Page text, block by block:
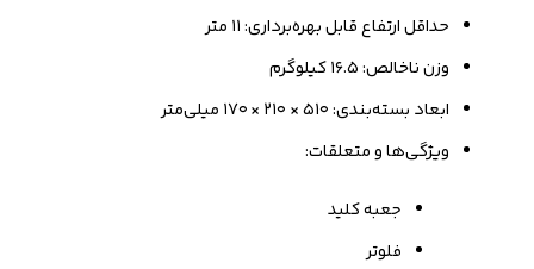
حداقل ارتفاع قابل بهره‌برداری: ۱۱ متر
وزن ناخالص: ۱۶.۵ کیلوگرم
ابعاد بسته‌بندی: ۵۱۰ × ۲۱۰ × ۱۷۰ میلی‌متر
ویژگی‌ها و متعلقات:
جعبه کلید
فلوتر